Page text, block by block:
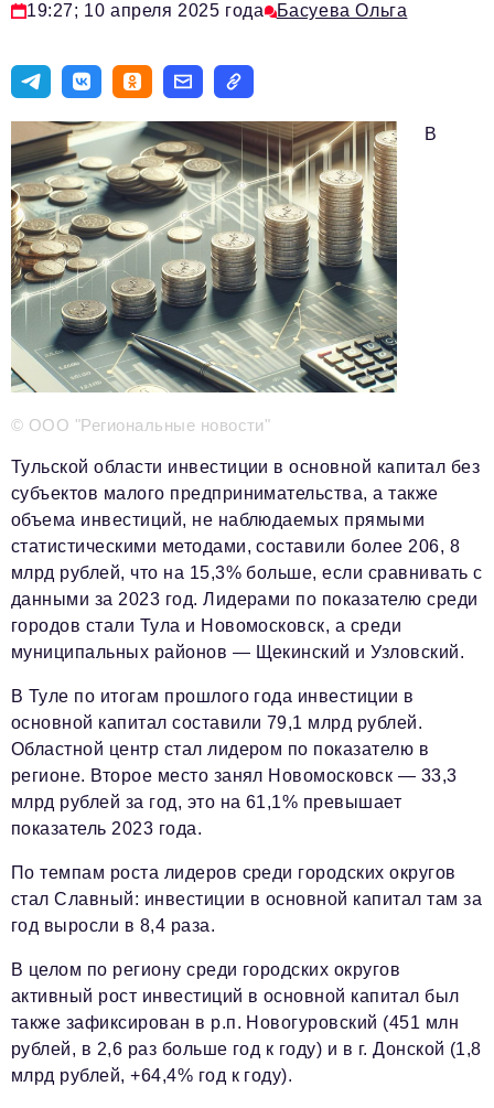
Туризм
Мероприятия
Авторские материалы
Видео
Телефон редакции:+7 495 727-01-67
Электронные почты редакции:
Информационный отдел
info@business-magazine.online
Отдел рекламы
reklama@business-magazine.online
Отдел по работе с партнерами
partner@business-magazine.online
19:27; 10 апреля 2025 года Басуева Ольга
© ООО "Региональные новости"
В
Тульской области инвестиции в основной капитал без
субъектов малого предпринимательства, а также
объема инвестиций, не наблюдаемых прямыми
статистическими методами, составили более 206, 8
млрд рублей, что на 15,3% больше, если сравнивать с
данными за 2023 год. Лидерами по показателю среди
городов стали Тула и Новомосковск, а среди
муниципальных районов — Щекинский и Узловский.
В Туле по итогам прошлого года инвестиции в
основной капитал составили 79,1 млрд рублей.
Областной центр стал лидером по показателю в
регионе. Второе место занял Новомосковск — 33,3
млрд рублей за год, это на 61,1% превышает
показатель 2023 года.
По темпам роста лидеров среди городских округов
стал Славный: инвестиции в основной капитал там за
год выросли в 8,4 раза.
В целом по региону среди городских округов
активный рост инвестиций в основной капитал был
также зафиксирован в р.п. Новогуровский (451 млн
рублей, в 2,6 раз больше год к году) и в г. Донской (1,8
млрд рублей, +64,4% год к году).